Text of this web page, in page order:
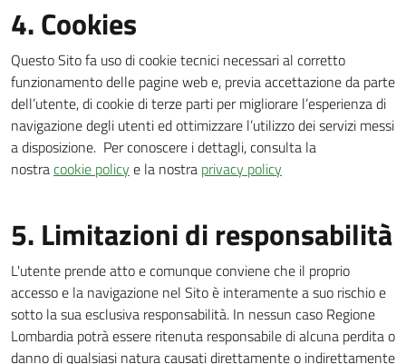
4. Cookies
Questo Sito fa uso di cookie tecnici necessari al corretto
funzionamento delle pagine web e, previa accettazione da parte
dell’utente, di cookie di terze parti per migliorare l’esperienza di
navigazione degli utenti ed ottimizzare l’utilizzo dei servizi messi
a disposizione. Per conoscere i dettagli, consulta la
nostracookie policy e la nostra privacy policy
5. Limitazioni di responsabilità
L'utente prende atto e comunque conviene che il proprio
accesso e la navigazione nel Sito è interamente a suo rischio e
sotto la sua esclusiva responsabilità. In nessun caso Regione
Lombardia potrà essere ritenuta responsabile di alcuna perdita o
danno di qualsiasi natura causati direttamente o indirettamente